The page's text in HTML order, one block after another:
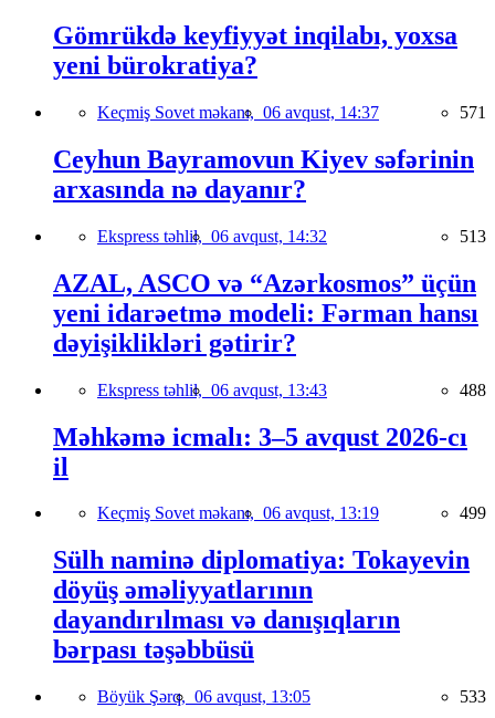
Gömrükdə keyfiyyət inqilabı, yoxsa
yeni bürokratiya?
Keçmiş Sovet məkanı, 06 avqust, 14:37 571
Ceyhun Bayramovun Kiyev səfərinin
arxasında nə dayanır?
Ekspress təhlil, 06 avqust, 14:32 513
AZAL, ASCO və “Azərkosmos” üçün
yeni idarəetmə modeli: Fərman hansı
dəyişiklikləri gətirir?
Ekspress təhlil, 06 avqust, 13:43 488
Məhkəmə icmalı: 3–5 avqust 2026-cı
il
Keçmiş Sovet məkanı, 06 avqust, 13:19 499
Sülh naminə diplomatiya: Tokayevin
döyüş əməliyyatlarının
dayandırılması və danışıqların
bərpası təşəbbüsü
Böyük Şərq, 06 avqust, 13:05 533